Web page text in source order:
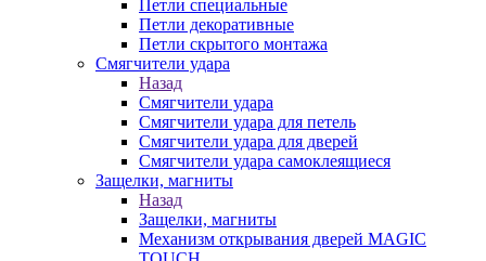
Петли специальные
Петли декоративные
Петли скрытого монтажа
Смягчители удара
Назад
Смягчители удара
Смягчители удара для петель
Смягчители удара для дверей
Cмягчители удара самоклеящиеся
Защелки, магниты
Назад
Защелки, магниты
Механизм открывания дверей MAGIC